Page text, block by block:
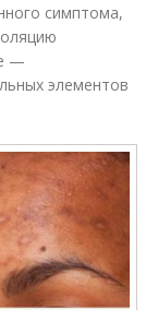
симптома,
—
элементов